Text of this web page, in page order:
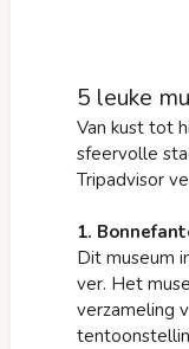
5 leuke
Van kust tot
sfeervolle
Tripadvisor
1.
Dit museum
ver. Het
verzameling